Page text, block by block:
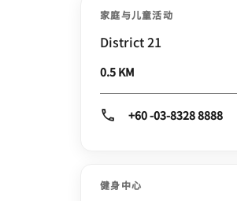
家庭与儿童活动
District 21
0.5 KM
+60 -03-8328 8888
健身中心